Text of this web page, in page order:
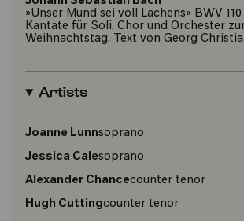
»Unser Mund sei voll Lachens« BWV 110
Kantate für Soli, Chor und Orchester
Weihnachtstag. Text von Georg
Artists
Joanne Lunnsoprano
Jessica Calesoprano
Alexander Chancecounter tenor
Hugh Cuttingcounter tenor